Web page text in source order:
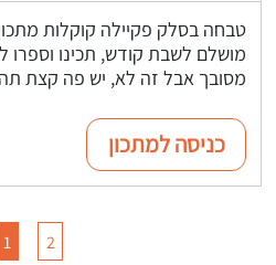
טבחה בסלק פקיילה קוקלות
מושלם לשבת קודש, תכינו וספרו
מסובך אבל זה לא, יש פה קצת
כניסה למתכון
1 2